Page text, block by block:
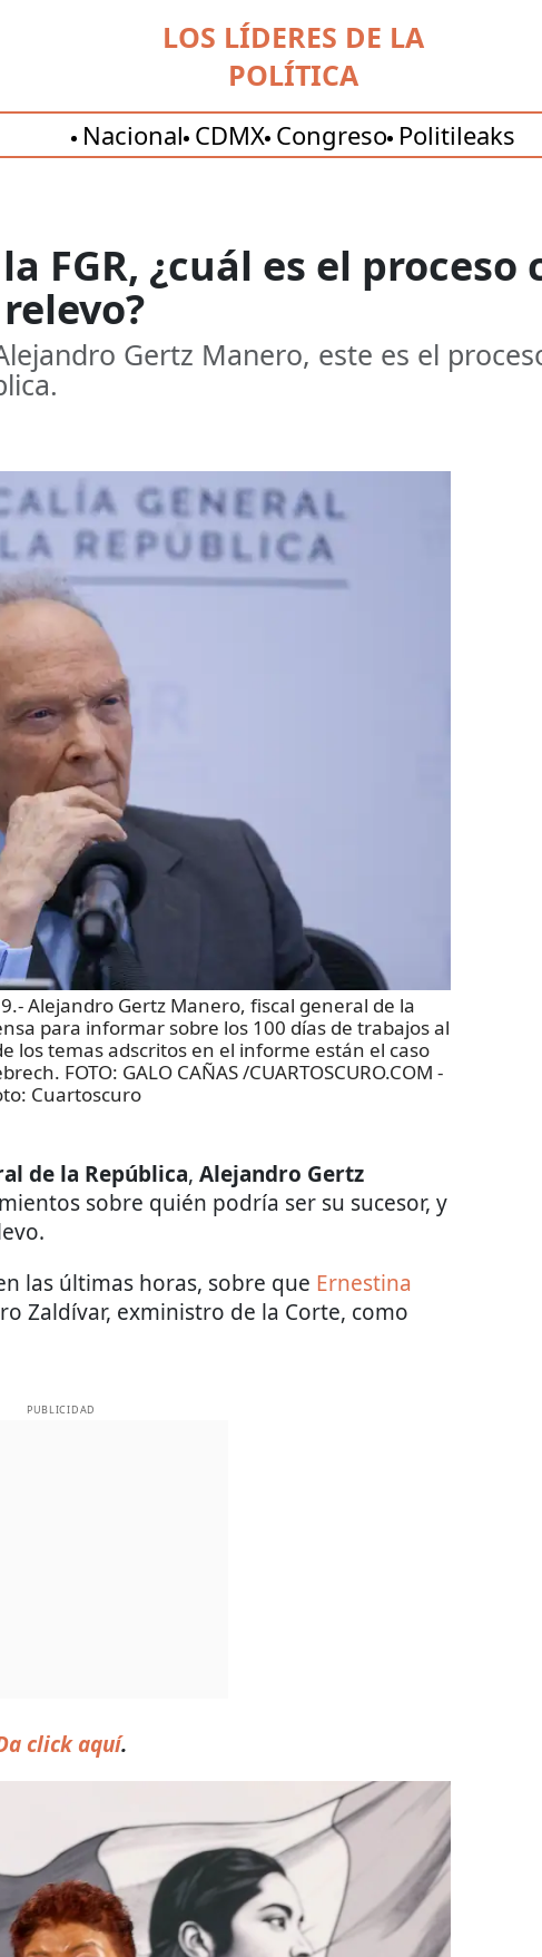
LOS LÍDERES DE LA
POLÍTICA
Nacional CDMX Congreso Politileaks
FGR, ¿cuál es el
Gertz Manero, este es el
Alejandro Gertz Manero, fiscal general de la
para informar sobre los 100 días de trabajos al
los temas adscritos en el informe están el caso
FOTO: GALO CAÑAS /CUARTOSCURO.COM -
Cuartoscuro
de la República, Alejandro Gertz
sobre quién podría ser su sucesor, y
las últimas horas, sobre que Ernestina
Zaldívar, exministro de la Corte, como
PUBLICIDAD
click aquí.